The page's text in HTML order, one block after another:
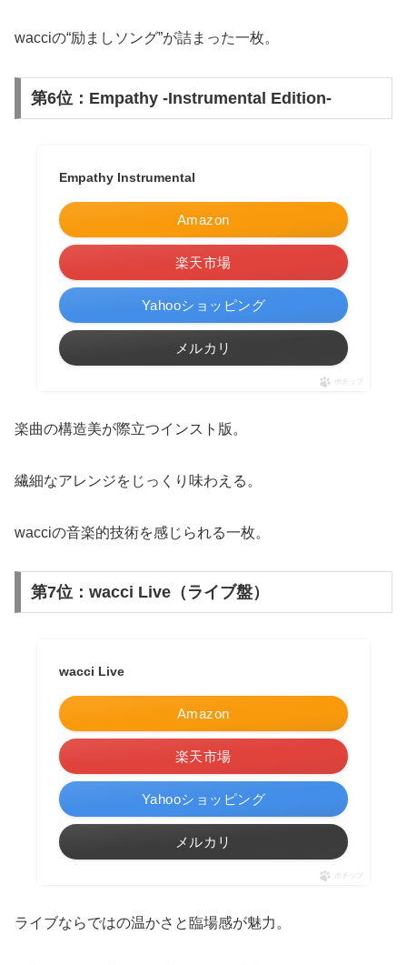
wacciの“励ましソング”が詰まった一枚。
第6位：Empathy -Instrumental Edition-
Empathy Instrumental
Amazon
楽天市場
Yahooショッピング
メルカリ
ポチップ
楽曲の構造美が際立つインスト版。
繊細なアレンジをじっくり味わえる。
wacciの音楽的技術を感じられる一枚。
第7位：wacci Live（ライブ盤）
wacci Live
Amazon
楽天市場
Yahooショッピング
メルカリ
ポチップ
ライブならではの温かさと臨場感が魅力。